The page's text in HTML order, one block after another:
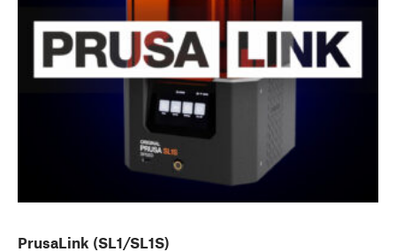
PrusaLink (SL1/SL1S)